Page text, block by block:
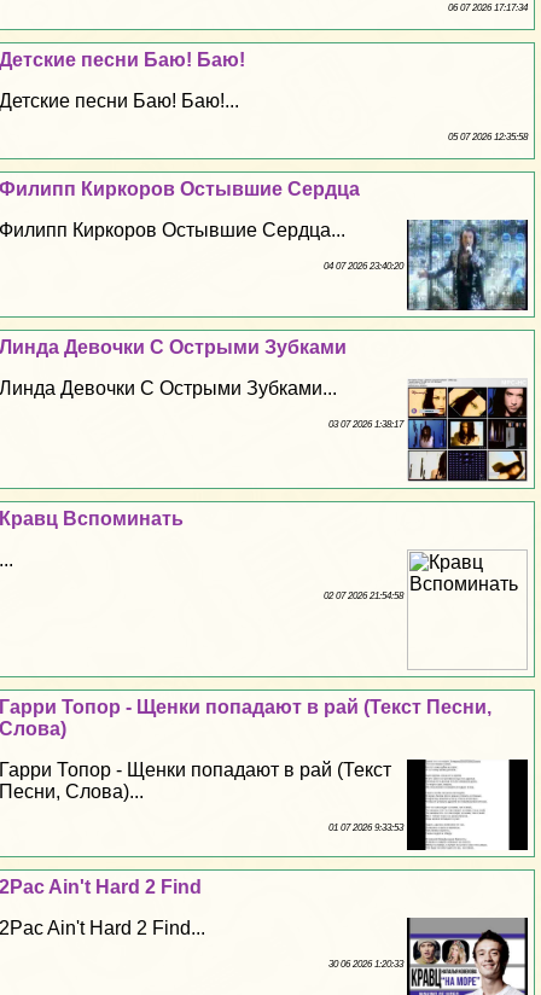
06 07 2026 17:17:34
Детские песни Баю! Баю!
Детские песни Баю! Баю!...
05 07 2026 12:35:58
Филипп Киркоров Остывшие Сердца
Филипп Киркоров Остывшие Сердца...
04 07 2026 23:40:20
Линда Дeвoчки С Острыми Зубками
Линда Дeвoчки С Острыми Зубками...
03 07 2026 1:38:17
Кравц Вспоминать
...
02 07 2026 21:54:58
Гарри Топор - Щенки попадают в рай (Текст Песни,
Слова)
Гарри Топор - Щенки попадают в рай (Текст
Песни, Слова)...
01 07 2026 9:33:53
2Pac Ain't Hard 2 Find
2Pac Ain't Hard 2 Find...
30 06 2026 1:20:33